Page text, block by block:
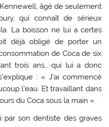
âgé de seulement
qui connaît de sérieux
La boisson ne lui a certes
déjà obligé de porter un
de Coca de six
trois ans… qui lui a donc
: « J’ai commencé
l’eau. Et travaillant dans
du Coca sous la main ».
son dentiste des graves